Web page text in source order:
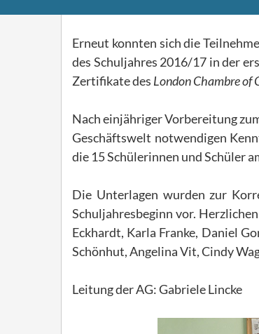
Erneut konnten sich die
des Schuljahres 2016/17 in der
Zertifikate des London Chambre of
Nach einjähriger Vorbereitung
Geschäftswelt notwendigen
die 15 Schülerinnen und Schüler
Die Unterlagen wurden zur
Schuljahresbeginn vor.
Eckhardt, Karla Franke, Daniel
Schönhut, Angelina Vit, Cindy
Leitung der AG: Gabriele Lincke